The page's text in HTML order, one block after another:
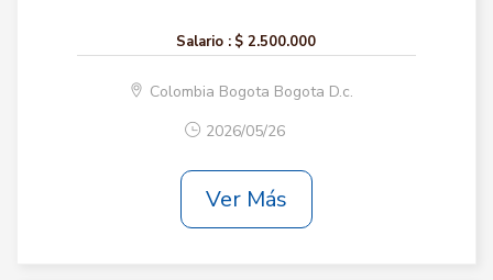
Salario : $ 2.500.000
Colombia Bogota Bogota D.c.
2026/05/26
Ver Más